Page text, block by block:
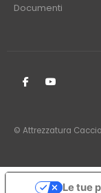
Documenti
© Attrezzatura
Le tue